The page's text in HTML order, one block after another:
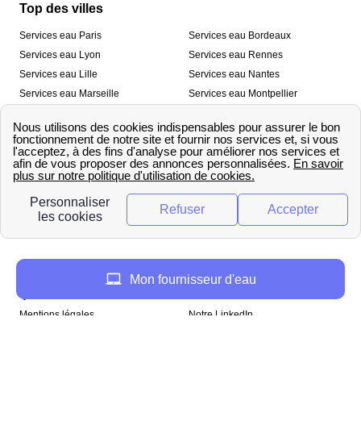
Top des villes
Services eau Paris
Services eau Lyon
Services eau Lille
Services eau Marseille
Services eau Toulon
Services eau Bordeaux
Services eau Rennes
Services eau Nantes
Services eau Montpellier
Services eau Strasbourg
Nos outils
🛁 Simulateur consommation eau
💧 Comparer les fournisseurs
d’eau
Qui sommes-nous ?
Mentions légales
Notre LinkedIn
Mon fournisseur d'eau